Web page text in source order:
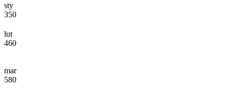
sty
350
lut
460
mar
580